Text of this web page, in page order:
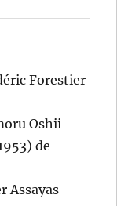
Forestier
Oshii
de
Assayas